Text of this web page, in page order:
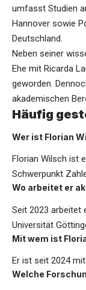
umfasst Studien
Hannover sowie
Deutschland.
Neben seiner
Ehe mit Ricarda
geworden.
akademischen
Häufig
Wer ist Florian
Florian Wilsch ist
Schwerpunkt
Wo arbeitet er
Seit 2023 arbeitet
Universität
Mit wem ist
Er ist seit 2024
Welche